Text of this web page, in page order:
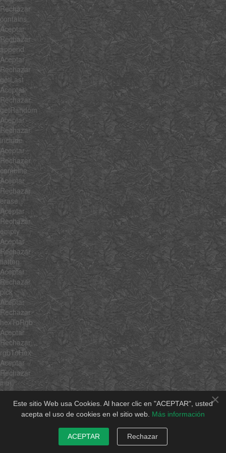
×
Este sitio Web usa Cookies. Al hacer clic en "ACEPTAR", usted
acepta el uso de cookies en el sitio web. Más información
ACEPTAR Rechazar
Rechazar
contains
Aceptar
Rechazar
append
Aceptar
Rechazar
getLast
Aceptar
Rechazar
getRandom
Aceptar
Rechazar
include
Aceptar
Rechazar
combine
Aceptar
Rechazar
erase
Aceptar
Rechazar
empty
Aceptar
Rechazar
flatten
Aceptar
Rechazar
pick
Aceptar
Rechazar
hexToRgb
Aceptar
Rechazar
rgbToHex
Aceptar
Rechazar
min
Aceptar
Rechazar